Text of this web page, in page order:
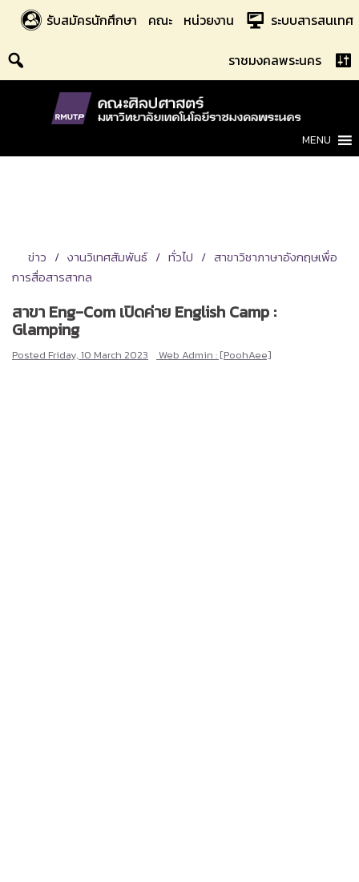
content
รับสมัครนักศึกษา คณะ หน่วยงาน ระบบสารสนเทศ
ราชมงคลพระนคร
MENU
ข่าว งานวิเทศสัมพันธ์ ทั่วไป
สาขาวิชาภาษาอังกฤษเพื่อ
การสื่อสารสากล
สาขา Eng-Com เปิดค่าย English Camp :
Glamping
Posted Friday, 10 March 2023 Web Admin : [PoohAee]